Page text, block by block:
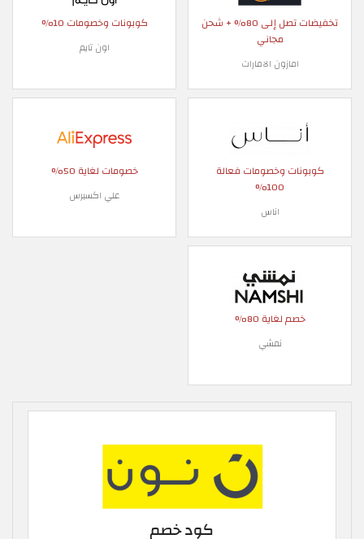
تخفيضات تصل إلى 80% + شحن
مجاني
امازون الامارات
كوبونات وخصومات 10%
اون تايم
كوبونات وخصومات فعالة
100%
اناس
خصومات لغاية 50%
علي اكسبرس
خصم لغاية 80%
نمشي